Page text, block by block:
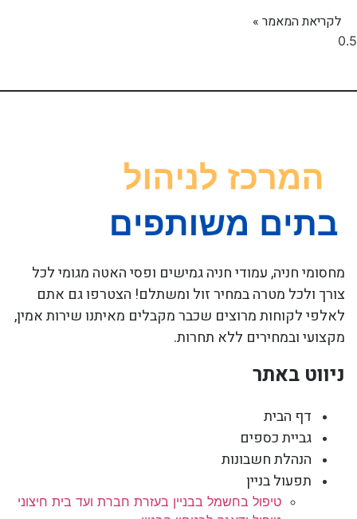
לקריאת המאמר »
מחסומי חניה, עמודי חניה גמישים ופסי האטה מגומי לכל
צורך ולכל מטרה במחיר זול ומשתלם! הצטרפו גם אתם
לאלפי לקוחות מרוצים שכבר מקבלים מאיתנו שירות אמין,
מקצועי ובמחירים ללא תחרות.
ניווט באתר
דף הבית
גביית כספים
הנהלת חשבונות
תפעול בניין
טיפול בחשמל בבניין בעזרת חברת ועד בית חיצוני